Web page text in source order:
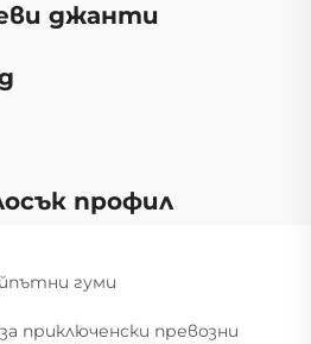
джанти
профил
гуми
приключенски превозни